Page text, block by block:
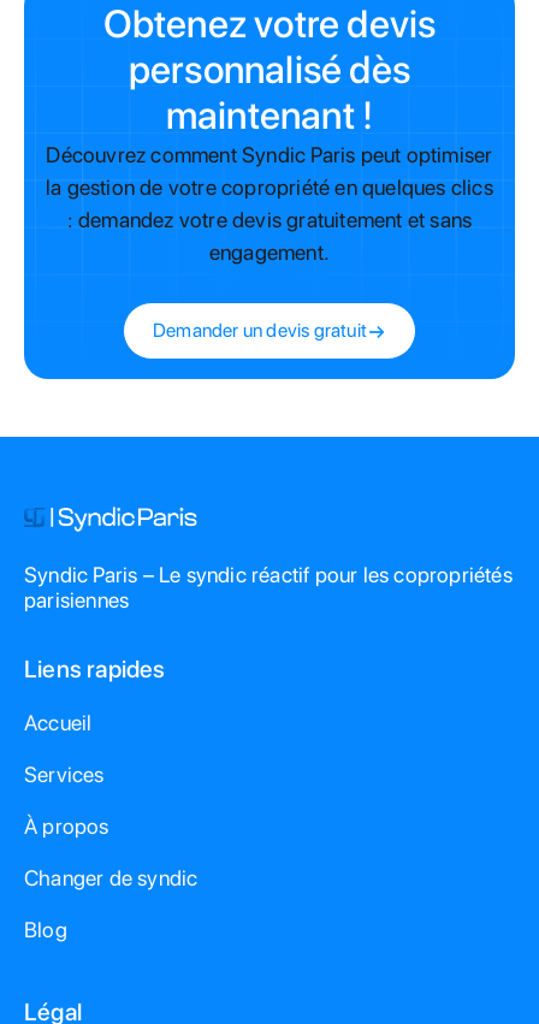
Obtenez votre devis
personnalisé dès
maintenant !
Découvrez comment Syndic Paris peut optimiser
la gestion de votre copropriété en quelques clics
: demandez votre devis gratuitement et sans
engagement.
Demander un devis gratuit
Syndic Paris – Le syndic réactif pour les copropriétés
parisiennes
Liens rapides
Accueil
Services
À propos
Changer de syndic
Blog
Légal